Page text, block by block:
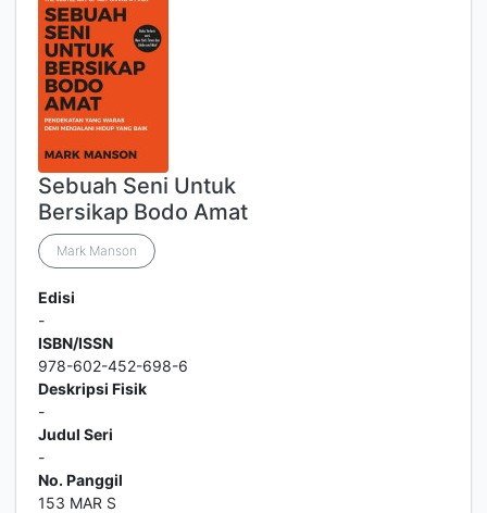
Sebuah Seni Untuk
Bersikap Bodo Amat
Mark Manson
Edisi
-
ISBN/ISSN
978-602-452-698-6
Deskripsi Fisik
-
Judul Seri
-
No. Panggil
153 MAR S